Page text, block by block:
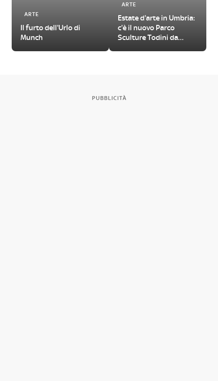
ARTE
Il furto dell'Urlo di
Munch
ARTE
Estate d'arte in Umbria:
c'è il nuovo Parco
Sculture Todini da
PUBBLICITÀ